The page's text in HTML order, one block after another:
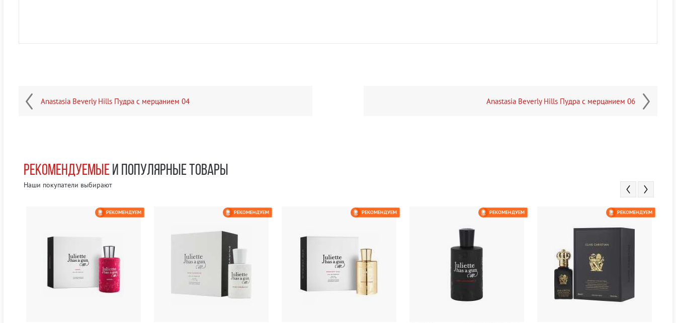
Anastasia Beverly Hills Пудра с мерцанием 04 Anastasia Beverly Hills Пудра с мерцанием 06
РЕКОМЕНДУЕМЫЕИ ПОПУЛЯРНЫЕ ТОВАРЫ
Наши покупатели выбирают
РЕКОМЕНДУЕМ РЕКОМЕНДУЕМ РЕКОМЕНДУЕМ РЕКОМЕНДУЕМ РЕКОМЕНДУЕМ